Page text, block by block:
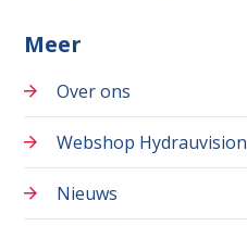
Meer
Over ons
Webshop Hydrauvision
Nieuws